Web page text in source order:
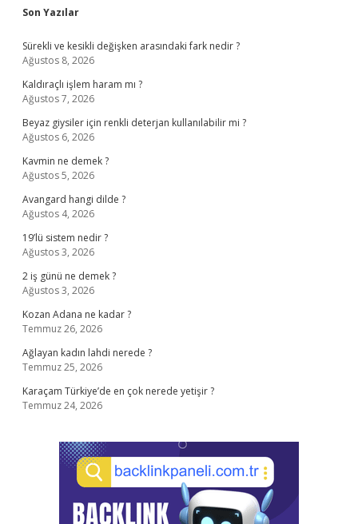
Sidebar
Son Yazılar
Sürekli ve kesikli değişken arasındaki fark nedir ?
Ağustos 8, 2026
Kaldıraçlı işlem haram mı ?
Ağustos 7, 2026
Beyaz giysiler için renkli deterjan kullanılabilir mi ?
Ağustos 6, 2026
Kavmin ne demek ?
Ağustos 5, 2026
Avangard hangi dilde ?
Ağustos 4, 2026
19’lü sistem nedir ?
Ağustos 3, 2026
2 iş günü ne demek ?
Ağustos 3, 2026
Kozan Adana ne kadar ?
Temmuz 26, 2026
Ağlayan kadın lahdi nerede ?
Temmuz 25, 2026
Karaçam Türkiye’de en çok nerede yetişir ?
Temmuz 24, 2026